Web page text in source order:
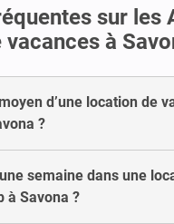
sur les
vacances à
d’une location de
?
semaine dans une
à Savona ?